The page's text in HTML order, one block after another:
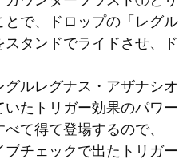
で、ドロップの「レグル
タンドでライドさせ、ド
ルレグナス・アザナシオ
たトリガー効果のパワー
て得て登場するので、
ブチェックで出たトリガー